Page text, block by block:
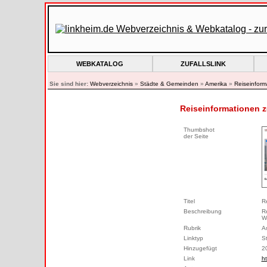
WEBKATALOG ZUFALLSLINK
Sie sind hier: Webverzeichnis» Städte & Gemeinden » Amerika »
Reiseinformationen
Thumbshot
der Seite
Titel
Beschreibung
Rubrik
Linktyp
Hinzugefügt
Link